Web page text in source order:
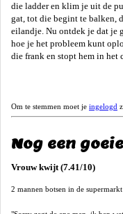
die ladder en klim je uit de
gat, tot die begint te balken,
eilandje. Nu ontdek je dat je
hoe je het probleem kunt
die frank en stopt hem in het
Om te stemmen moet je ingelogd
Nog een
Vrouw kwijt (7.41/10)
2 mannen botsen in de